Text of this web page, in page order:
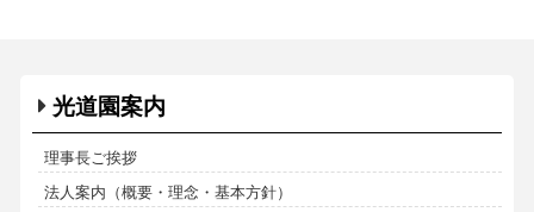
光道園案内
理事長ご挨拶
法人案内（概要・理念・基本方針）